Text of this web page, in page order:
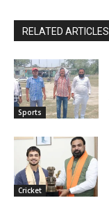
RELATED ARTICLES
Sports
Cricket